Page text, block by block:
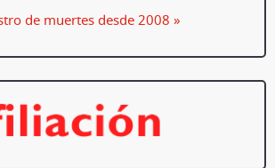
de muertes desde 2008 »